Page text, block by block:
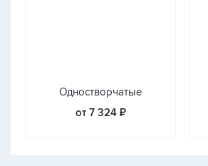
Одностворчатые
от 7 324 ₽